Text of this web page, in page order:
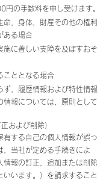
の手数料を申し受けます。
命，身体，財産その他の権利
ある場合
施に著しい支障を及ぼすおそ
こととなる場合
ず，履歴情報および特性情報
情報については，原則として
および削除）
有する自己の個人情報が誤っ
，当社が定める手続きによ
情報の訂正，追加または削除
いいます。）を請求すること